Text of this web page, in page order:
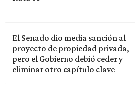
El Senado dio media sanción al
proyecto de propiedad privada,
pero el Gobierno debió ceder y
eliminar otro capítulo clave